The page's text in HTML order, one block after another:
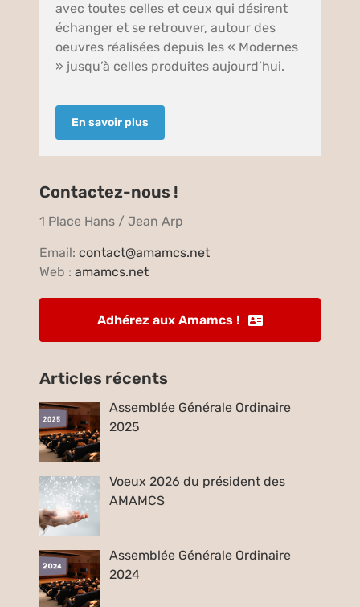
avec toutes celles et ceux qui désirent
échanger et se retrouver, autour des
oeuvres réalisées depuis les « Modernes
» jusqu’à celles produites aujourd’hui.
En savoir plus
Contactez-nous !
1 Place Hans / Jean Arp
Email:contact@amamcs.net
Web :amamcs.net
Adhérez aux Amamcs !
Articles récents
Assemblée Générale Ordinaire
2025
Voeux 2026 du président des
AMAMCS
Assemblée Générale Ordinaire
2024